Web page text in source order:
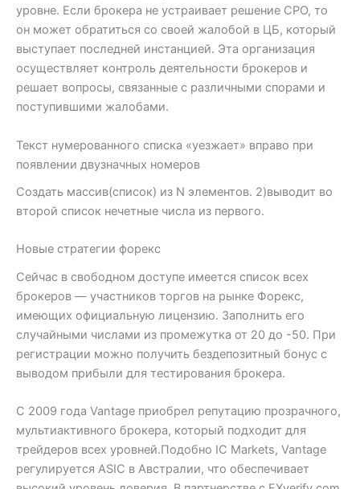
уровне. Если брокера не устраивает решение СРО, то
он может обратиться со своей жалобой в ЦБ, который
выступает последней инстанцией. Эта организация
осуществляет контроль деятельности брокеров и
решает вопросы, связанные с различными спорами и
поступившими жалобами.
Текст нумерованного списка «уезжает» вправо при
появлении двузначных номеров
Создать массив(список) из N элементов. 2)выводит во
второй список нечетные числа из первого.
Новые стратегии форекс
Сейчас в свободном доступе имеется список всех
брокеров — участников торгов на рынке Форекс,
имеющих официальную лицензию. Заполнить его
случайными числами из промежутка от 20 до -50. При
регистрации можно получить бездепозитный бонус с
выводом прибыли для тестирования брокера.
С 2009 года Vantage приобрел репутацию прозрачного,
мультиактивного брокера, который подходит для
трейдеров всех уровней.Подобно IC Markets, Vantage
регулируется ASIC в Австралии, что обеспечивает